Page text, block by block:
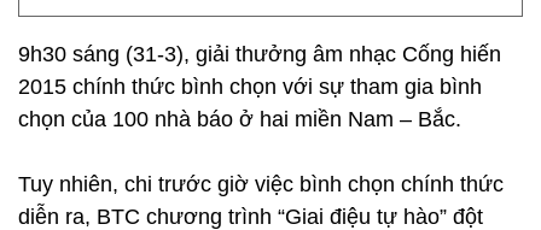
9h30 sáng (31-3), giải thưởng âm nhạc Cống hiến
2015 chính thức bình chọn với sự tham gia bình
chọn của 100 nhà báo ở hai miền Nam – Bắc.
Tuy nhiên, chi trước giờ việc bình chọn chính thức
diễn ra, BTC chương trình “Giai điệu tự hào” đột